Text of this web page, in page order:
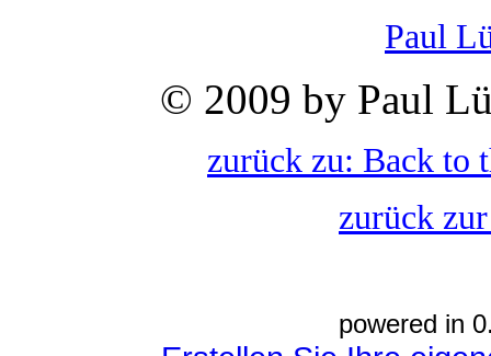
Paul
© 2009 by Paul
zurück zu: Back to
zurück
powered in